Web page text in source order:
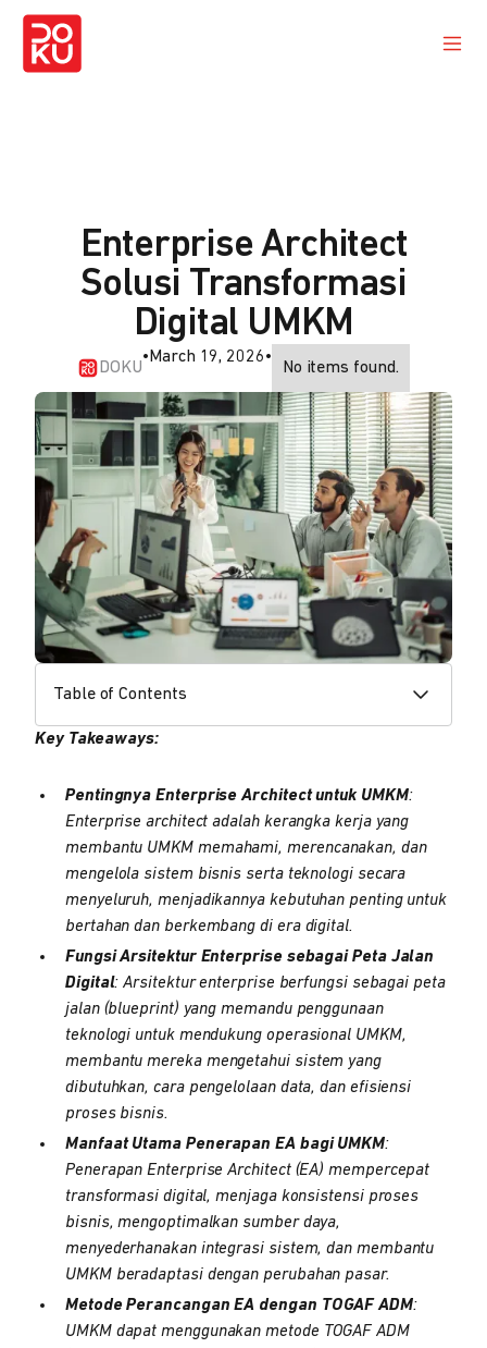
Enterprise Architect
Solusi Transformasi
Digital UMKM
DOKU
• March 19, 2026•
No items found.
Table of Contents
Key Takeaways:
Pentingnya Enterprise Architect untuk UMKM:
Enterprise architect adalah kerangka kerja yang
membantu UMKM memahami, merencanakan, dan
mengelola sistem bisnis serta teknologi secara
menyeluruh, menjadikannya kebutuhan penting untuk
bertahan dan berkembang di era digital.
Fungsi Arsitektur Enterprise sebagai Peta Jalan
Digital: Arsitektur enterprise berfungsi sebagai peta
jalan (blueprint) yang memandu penggunaan
teknologi untuk mendukung operasional UMKM,
membantu mereka mengetahui sistem yang
dibutuhkan, cara pengelolaan data, dan efisiensi
proses bisnis.
Manfaat Utama Penerapan EA bagi UMKM:
Penerapan Enterprise Architect (EA) mempercepat
transformasi digital, menjaga konsistensi proses
bisnis, mengoptimalkan sumber daya,
menyederhanakan integrasi sistem, dan membantu
UMKM beradaptasi dengan perubahan pasar.
Metode Perancangan EA dengan TOGAF ADM:
UMKM dapat menggunakan metode TOGAF ADM